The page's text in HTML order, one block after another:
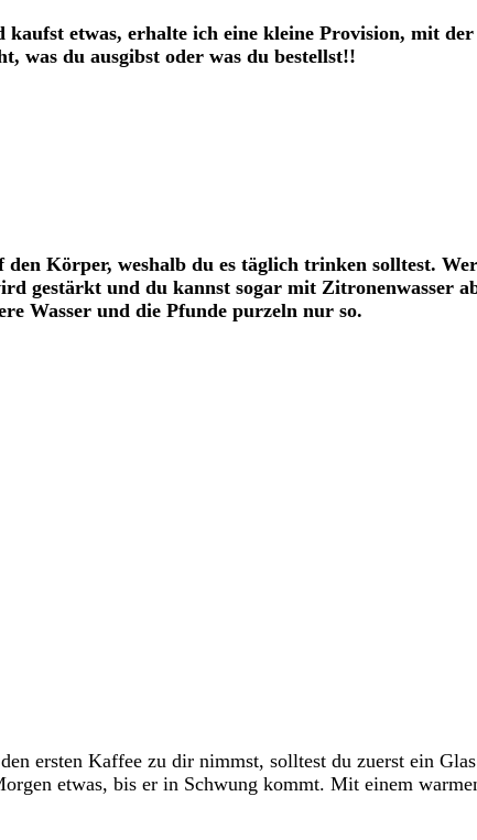
etwas, erhalte ich eine kleine Provision, mit
was du ausgibst oder was du bestellst!!
Körper, weshalb du es täglich trinken solltest.
gestärkt und du kannst sogar mit Zitronenwasser
Wasser und die Pfunde purzeln nur so.
ersten Kaffee zu dir nimmst, solltest du zuerst ein
etwas, bis er in Schwung kommt. Mit einem